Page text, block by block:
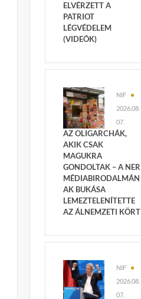
ELVÉRZETT A
PATRIOT
LÉGVÉDELEM
(VIDEÓK)
NIF
2026.08.
07.
AZ OLIGARCHÁK,
AKIK CSAK
MAGUKRA
GONDOLTAK – A NER
MÉDIABIRODALMÁN
AK BUKÁSA
LEMEZTELENÍTETTE
AZ ÁLNEMZETI KÖRT
NIF
2026.08.
07.